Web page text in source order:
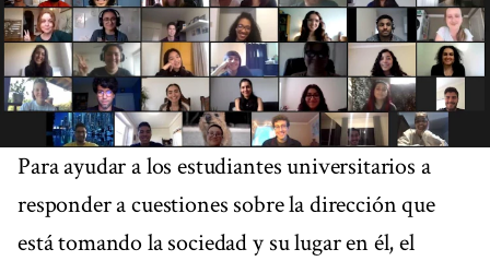
Para ayudar a los estudiantes universitarios a
responder a cuestiones sobre la dirección que
está tomando la sociedad y su lugar en él, el